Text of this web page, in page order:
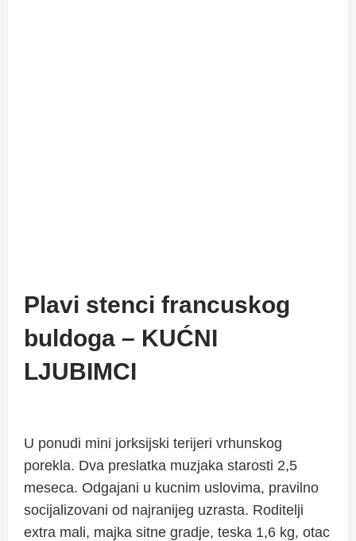
Plavi stenci francuskog
buldoga – KUĆNI
LJUBIMCI
U ponudi mini jorksijski terijeri vrhunskog
porekla. Dva preslatka muzjaka starosti 2,5
meseca. Odgajani u kucnim uslovima, pravilno
socijalizovani od najranijeg uzrasta. Roditelji
extra mali, majka sitne gradje, teska 1,6 kg, otac